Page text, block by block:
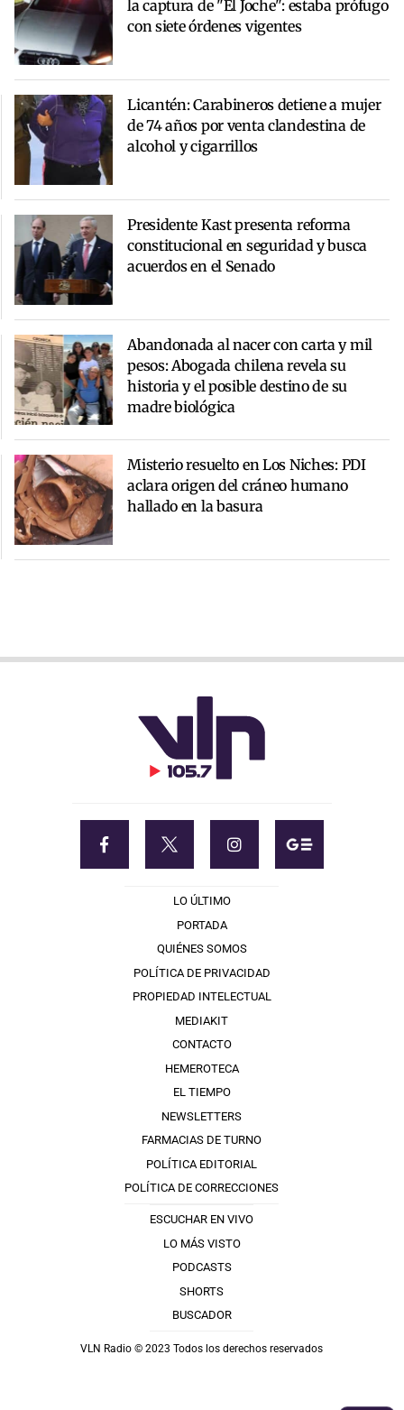
la captura de "El Joche": estaba prófugo
con siete órdenes vigentes
Licantén: Carabineros detiene a mujer
de 74 años por venta clandestina de
alcohol y cigarrillos
Presidente Kast presenta reforma
constitucional en seguridad y busca
acuerdos en el Senado
Abandonada al nacer con carta y mil
pesos: Abogada chilena revela su
historia y el posible destino de su
madre biológica
Misterio resuelto en Los Niches: PDI
aclara origen del cráneo humano
hallado en la basura
LO ÚLTIMO
PORTADA
QUIÉNES SOMOS
POLÍTICA DE PRIVACIDAD
PROPIEDAD INTELECTUAL
MEDIAKIT
CONTACTO
HEMEROTECA
EL TIEMPO
NEWSLETTERS
FARMACIAS DE TURNO
POLÍTICA EDITORIAL
POLÍTICA DE CORRECCIONES
ESCUCHAR EN VIVO
LO MÁS VISTO
PODCASTS
SHORTS
BUSCADOR
VLN Radio © 2023 Todos los derechos reservados